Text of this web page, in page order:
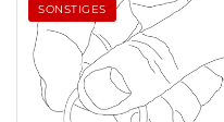
SONSTIGES